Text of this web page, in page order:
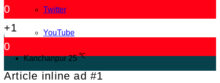
Twitter
YouTube
Kanchanpur 25℃
0
+1
0
Article inline ad #1